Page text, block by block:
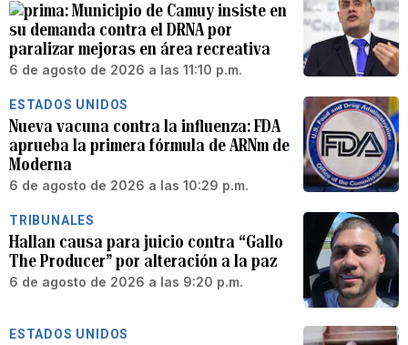
Municipio de Camuy insiste en
su demanda contra el DRNA por
paralizar mejoras en área recreativa
6 de agosto de 2026 a las 11:10 p.m.
ESTADOS UNIDOS
Nueva vacuna contra la influenza: FDA
aprueba la primera fórmula de ARNm de
Moderna
6 de agosto de 2026 a las 10:29 p.m.
TRIBUNALES
Hallan causa para juicio contra “Gallo
The Producer” por alteración a la paz
6 de agosto de 2026 a las 9:20 p.m.
ESTADOS UNIDOS